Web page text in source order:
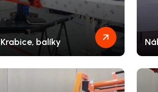
Krabice, balíky